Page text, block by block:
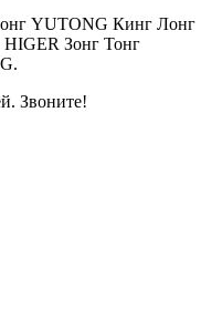
YUTONG Кинг Лонг
Зонг Тонг
Звоните!